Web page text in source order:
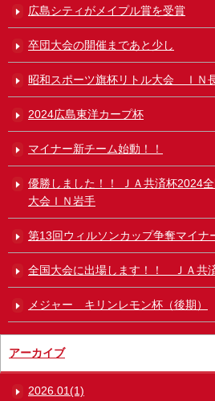
広島シティがメイプル賞を受賞
卒団大会の開催まであと少し
昭和スポーツ旗杯リトル大会 ＩＮ
2024広島東洋カープ杯
マイナー新チーム始動！！
優勝しました！！ ＪＡ共済杯2024
大会ＩＮ岩手
第13回ウィルソンカップ争奪マイナ
全国大会に出場します！！ ＪＡ共
メジャー キリンレモン杯（後期）
アーカイブ
2026.01(1)